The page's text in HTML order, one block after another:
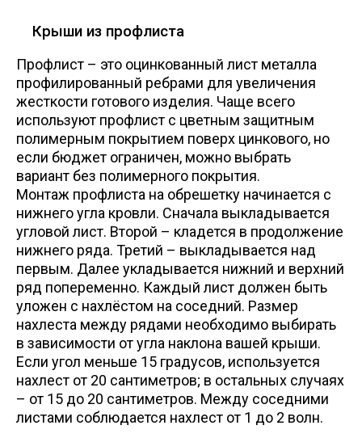
Крыши из профлиста
Профлист – это оцинкованный лист металла
профилированный ребрами для увеличения
жесткости готового изделия. Чаще всего
используют профлист с цветным защитным
полимерным покрытием поверх цинкового, но
если бюджет ограничен, можно выбрать
вариант без полимерного покрытия.
Монтаж профлиста на обрешетку начинается с
нижнего угла кровли. Сначала выкладывается
угловой лист. Второй – кладется в продолжение
нижнего ряда. Третий – выкладывается над
первым. Далее укладывается нижний и верхний
ряд попеременно. Каждый лист должен быть
уложен с нахлёстом на соседний. Размер
нахлеста между рядами необходимо выбирать
в зависимости от угла наклона вашей крыши.
Если угол меньше 15 градусов, используется
нахлест от 20 сантиметров; в остальных случаях
– от 15 до 20 сантиметров. Между соседними
листами соблюдается нахлест от 1 до 2 волн.